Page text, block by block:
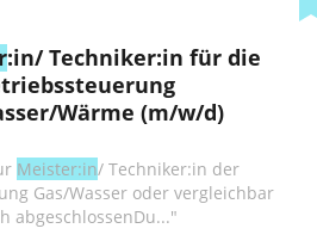
:in/ Techniker:in für die
Wärme (m/w/d)
Meister:in/ Techniker:in der
Gas/Wasser oder vergleichbar
abgeschlossenDu..."